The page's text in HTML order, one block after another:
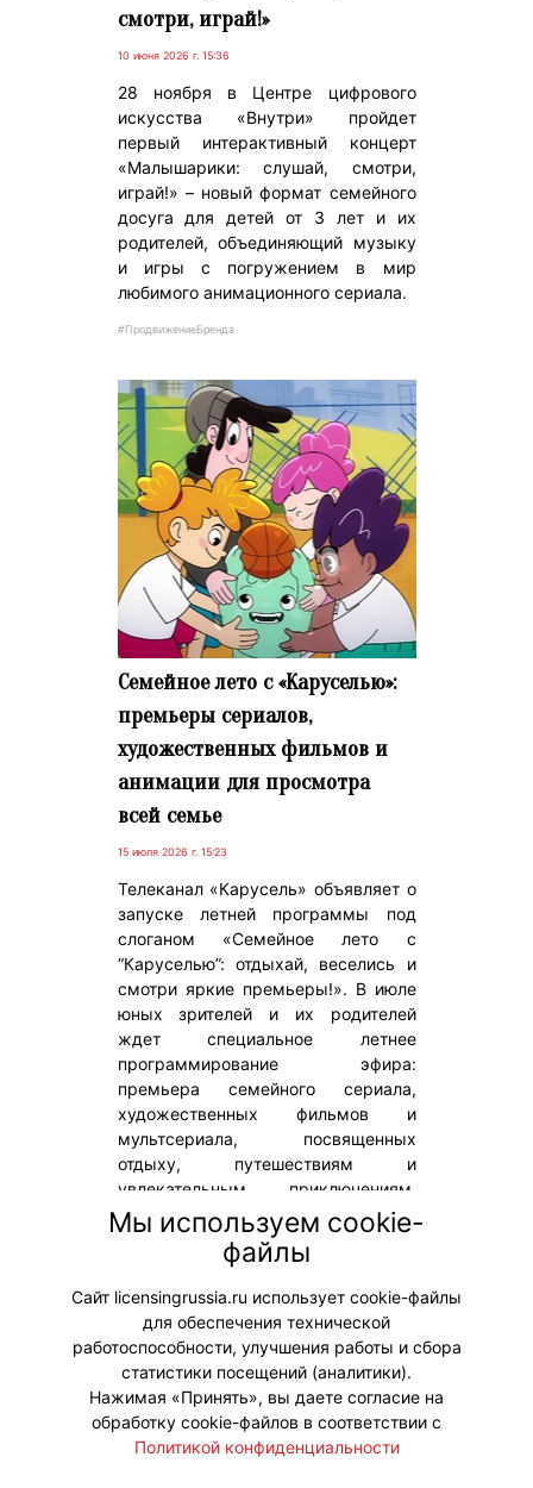
смотри, играй!»
10 июня 2026 г. 15:36
28 ноября в Центре цифрового
искусства «Внутри» пройдет
первый интерактивный концерт
«Малышарики: слушай, смотри,
играй!» – новый формат семейного
досуга для детей от 3 лет и их
родителей, объединяющий музыку
и игры с погружением в мир
любимого анимационного сериала.
#ПродвижениеБренда
Семейное лето с «Каруселью»:
премьеры сериалов,
художественных фильмов и
анимации для просмотра
всей семье
15 июля 2026 г. 15:23
Телеканал «Карусель» объявляет о
запуске летней программы под
слоганом «Семейное лето с
“Каруселью”: отдыхай, веселись и
смотри яркие премьеры!». В июле
юных зрителей и их родителей
ждет специальное летнее
программирование эфира:
премьера семейного сериала,
художественных фильмов и
мультсериала, посвященных
отдыху, путешествиям и
увлекательным приключениям.
«Семейное лето с “Каруселью”» –
это возможность классно провести
летние каникулы и получить заряд
отличного настроения на все лето!
#ПродвижениеБренда
Мы используем cookie-
файлы
Сайт licensingrussia.ru использует cookie-файлы
для обеспечения технической
работоспособности, улучшения работы и сбора
статистики посещений (аналитики).
Нажимая «Принять», вы даете согласие на
обработку cookie-файлов в соответствии с
Политикой конфиденциальности